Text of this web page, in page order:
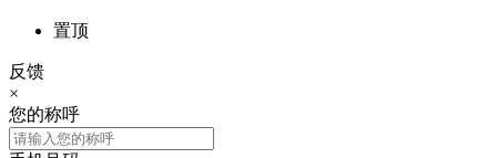
置顶
反馈
×
您的称呼